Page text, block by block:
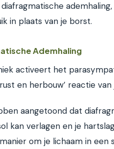
in plaats van je borst.
Ademhaling
activeert het
en herbouw’ reactie van
aangetoond dat
kan verlagen en je
om je lichaam in een